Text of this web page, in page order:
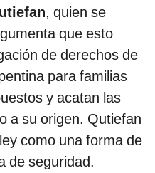
, quien se
que esto
de derechos de
para familias
y acatan las
a su origen. Qutiefan
como una forma de
de seguridad.